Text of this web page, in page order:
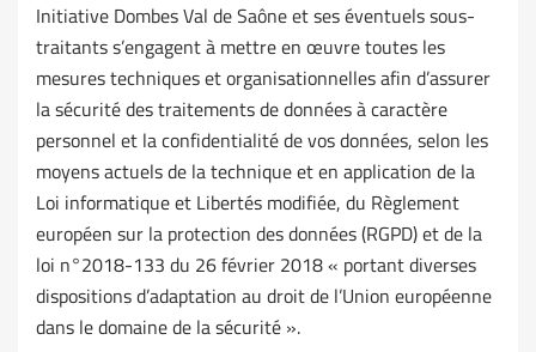
Initiative Dombes Val de Saône et ses éventuels sous-
traitants s’engagent à mettre en œuvre toutes les
mesures techniques et organisationnelles afin d’assurer
la sécurité des traitements de données à caractère
personnel et la confidentialité de vos données, selon les
moyens actuels de la technique et en application de la
Loi informatique et Libertés modifiée, du Règlement
européen sur la protection des données (RGPD) et de la
loi n°2018-133 du 26 février 2018 « portant diverses
dispositions d’adaptation au droit de l’Union européenne
dans le domaine de la sécurité ».